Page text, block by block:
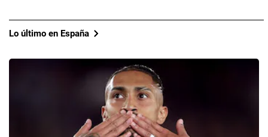
Lo último en España